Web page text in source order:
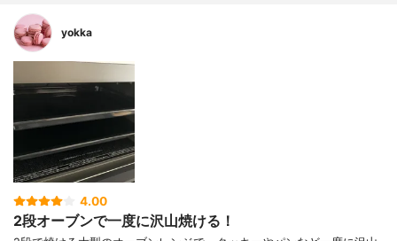
yokka
4.00
2段オーブンで一度に沢山焼ける！